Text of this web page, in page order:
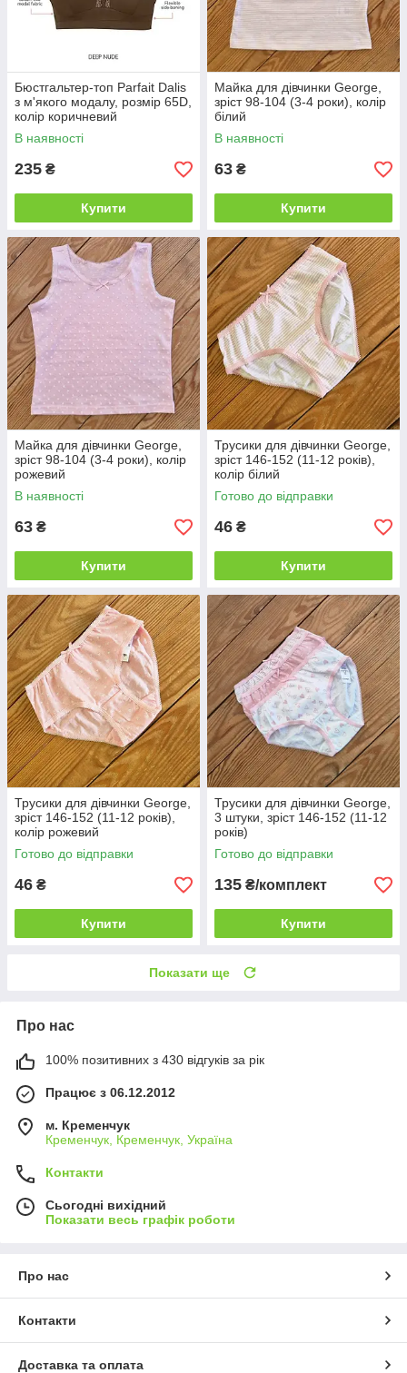
Бюстгальтер-топ Parfait Dalis
з м'якого модалу, розмір 65D,
колір коричневий
В наявності
235 ₴
Купити
Майка для дівчинки George,
зріст 98-104 (3-4 роки), колір
білий
В наявності
63 ₴
Купити
Майка для дівчинки George,
зріст 98-104 (3-4 роки), колір
рожевий
В наявності
63 ₴
Купити
Трусики для дівчинки George,
зріст 146-152 (11-12 років),
колір білий
Готово до відправки
46 ₴
Купити
Трусики для дівчинки George,
зріст 146-152 (11-12 років),
колір рожевий
Готово до відправки
46 ₴
Купити
Трусики для дівчинки George,
3 штуки, зріст 146-152 (11-12
років)
Готово до відправки
135 ₴/комплект
Купити
Показати ще
Про нас
100% позитивних з 430 відгуків за рік
Працює з 06.12.2012
м. Кременчук
Кременчук, Кременчук, Україна
Контакти
Сьогодні вихідний
Показати весь графік роботи
Про нас
Контакти
Доставка та оплата